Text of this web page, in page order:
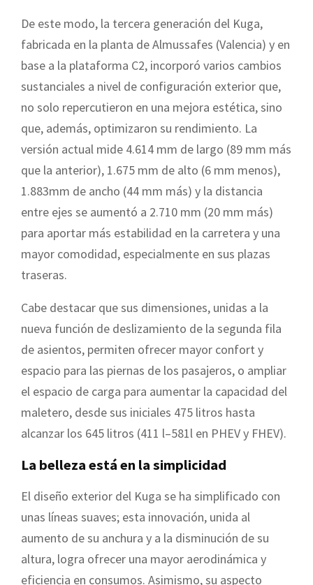
De este modo, la tercera generación del Kuga,
fabricada en la planta de Almussafes (Valencia) y en
base a la plataforma C2, incorporó varios cambios
sustanciales a nivel de configuración exterior que,
no solo repercutieron en una mejora estética, sino
que, además, optimizaron su rendimiento. La
versión actual mide 4.614 mm de largo (89 mm más
que la anterior), 1.675 mm de alto (6 mm menos),
1.883mm de ancho (44 mm más) y la distancia
entre ejes se aumentó a 2.710 mm (20 mm más)
para aportar más estabilidad en la carretera y una
mayor comodidad, especialmente en sus plazas
traseras.
Cabe destacar que sus dimensiones, unidas a la
nueva función de deslizamiento de la segunda fila
de asientos, permiten ofrecer mayor confort y
espacio para las piernas de los pasajeros, o ampliar
el espacio de carga para aumentar la capacidad del
maletero, desde sus iniciales 475 litros hasta
alcanzar los 645 litros (411 l–581l en PHEV y FHEV).
La belleza está en la simplicidad
El diseño exterior del Kuga se ha simplificado con
unas líneas suaves; esta innovación, unida al
aumento de su anchura y a la disminución de su
altura, logra ofrecer una mayor aerodinámica y
eficiencia en consumos. Asimismo, su aspecto